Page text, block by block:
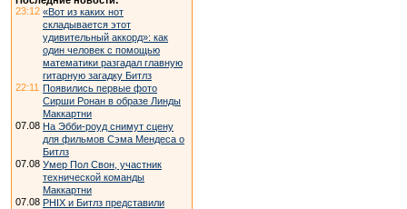
23:12 «Вот из каких нот
складывается этот
удивительный аккорд»: как
один человек с помощью
математики разгадал главную
гитарную загадку Битлз
22:11 Появились первые фото
Сирши Ронан в образе Линды
Маккартни
07.08 На Эбби-роуд снимут сцену
для фильмов Сэма Мендеса о
Битлз
07.08 Умер Пол Свон, участник
технической команды
Маккартни
07.08 PHIX и Битлз представили